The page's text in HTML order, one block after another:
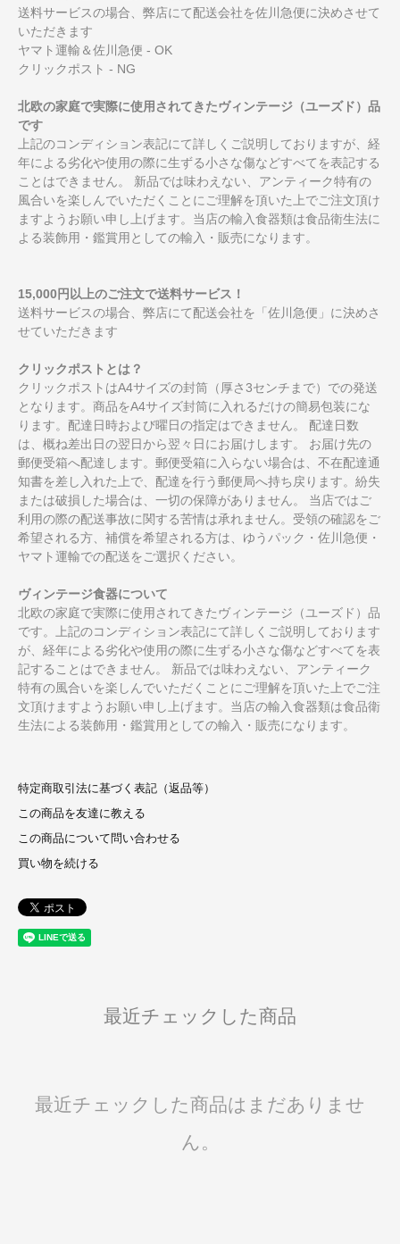
送料サービスの場合、弊店にて配送会社を佐川急便に決めさせて
いただきます
ヤマト運輸＆佐川急便 - OK
クリックポスト - NG
北欧の家庭で実際に使用されてきたヴィンテージ（ユーズド）品
です
上記のコンディション表記にて詳しくご説明しておりますが、経
年による劣化や使用の際に生ずる小さな傷などすべてを表記する
ことはできません。 新品では味わえない、アンティーク特有の
風合いを楽しんでいただくことにご理解を頂いた上でご注文頂け
ますようお願い申し上げます。当店の輸入食器類は食品衛生法に
よる装飾用・鑑賞用としての輸入・販売になります。
15,000円以上のご注文で送料サービス！
送料サービスの場合、弊店にて配送会社を「佐川急便」に決めさ
せていただきます
クリックポストとは？
クリックポストはA4サイズの封筒（厚さ3センチまで）での発送
となります。商品をA4サイズ封筒に入れるだけの簡易包装にな
ります。配達日時および曜日の指定はできません。 配達日数
は、概ね差出日の翌日から翌々日にお届けします。 お届け先の
郵便受箱へ配達します。郵便受箱に入らない場合は、不在配達通
知書を差し入れた上で、配達を行う郵便局へ持ち戻ります。紛失
または破損した場合は、一切の保障がありません。 当店ではご
利用の際の配送事故に関する苦情は承れません。受領の確認をご
希望される方、補償を希望される方は、ゆうパック・佐川急便・
ヤマト運輸での配送をご選択ください。
ヴィンテージ食器について
北欧の家庭で実際に使用されてきたヴィンテージ（ユーズド）品
です。上記のコンディション表記にて詳しくご説明しております
が、経年による劣化や使用の際に生ずる小さな傷などすべてを表
記することはできません。 新品では味わえない、アンティーク
特有の風合いを楽しんでいただくことにご理解を頂いた上でご注
文頂けますようお願い申し上げます。当店の輸入食器類は食品衛
生法による装飾用・鑑賞用としての輸入・販売になります。
特定商取引法に基づく表記（返品等）
この商品を友達に教える
この商品について問い合わせる
買い物を続ける
最近チェックした商品
最近チェックした商品はまだありませ
ん。